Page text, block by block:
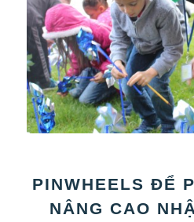
PINWHEELS ĐỂ
NÂNG CAO